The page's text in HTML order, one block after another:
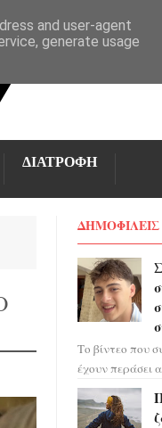
ΔΙΑΤΡΟΦΗ
Το βίντεο που
έχουν περάσει
Φλώρου άλλαξε
and user-agent
generate usage